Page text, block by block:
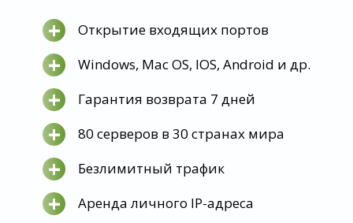
+ Открытие входящих портов
+ Windows, Mac OS, IOS, Android и др.
+ Гарантия возврата 7 дней
+ 80 серверов в 30 странах мира
+ Безлимитный трафик
+ Аренда личного IP-адреса